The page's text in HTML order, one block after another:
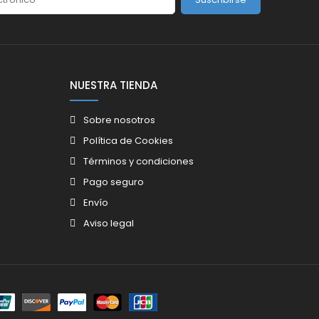
NUESTRA TIENDA
Sobre nosotros
Política de Cookies
Términos y condiciones
Pago seguro
Envío
Aviso legal